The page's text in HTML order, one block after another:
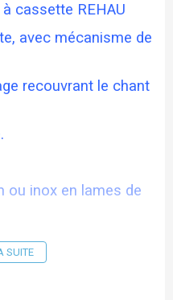
cassette REHAU
avec mécanisme de
recouvrant le chant
ou inox en lames de
amortisseur
SUITE